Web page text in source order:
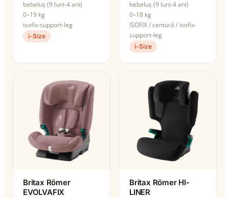
bebeluș (9 luni-4 ani)
0–19 kg
isofix-support-leg
i-Size
bebeluș (9 luni-4 ani)
0–18 kg
ISOFIX / centură / isofix-
support-leg
i-Size
Britax Römer
EVOLVAFIX
Britax Römer HI-
LINER